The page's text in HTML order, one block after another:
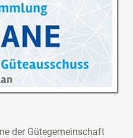
der Gütegemeinschaft